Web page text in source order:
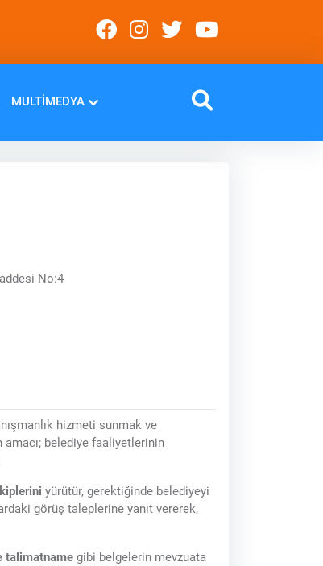
MULTIMEDYA
No:4
hizmeti sunmak ve
belediye faaliyetlerinin
yürütür, gerektiğinde belediyeyi
görüş taleplerine yanıt vererek,
talimatname gibi belgelerin mevzuata